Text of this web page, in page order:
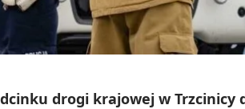
drogi krajowej w Trzcinicy